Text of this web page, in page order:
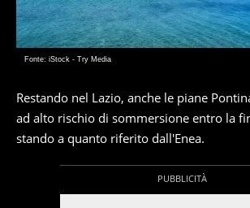
Fonte: iStock - Try Media
Restando nel Lazio, anche le piane
ad alto rischio di sommersione entro la
stando a quanto riferito dall'Enea.